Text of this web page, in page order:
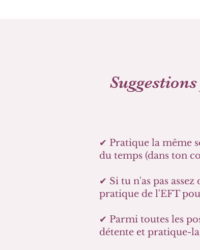
✔ Pratique la même
du temps (dans ton
✔ Si tu n'as pas assez
pratique de l'EFT
✔ Parmi toutes les
détente et pratique-